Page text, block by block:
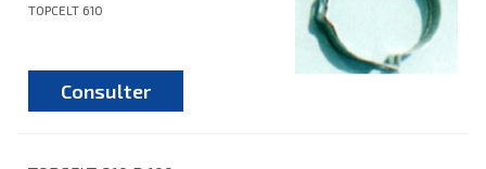
TOPCELT 610
Consulter